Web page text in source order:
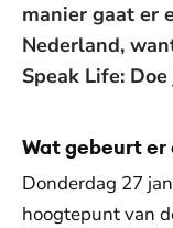
manier gaat er
Nederland,
Speak Life:
Wat gebeurt er
Donderdag 27
hoogtepunt van